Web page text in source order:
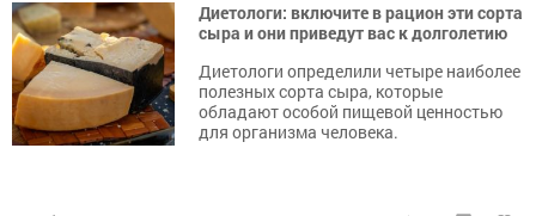
Диетологи: включите в рацион эти сорта
сыра и они приведут вас к долголетию
Диетологи определили четыре наиболее
полезных сорта сыра, которые
обладают особой пищевой ценностью
для организма человека.